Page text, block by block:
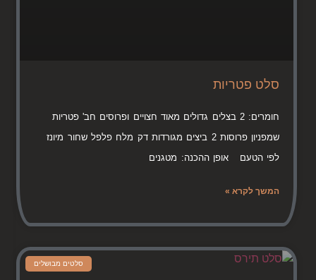
סלט פטריות
חומרים: 2 בצלים גדולים מאוד חצויים ופרוסים חב' פטריות
שמפניון פרוסות 2 ביצים מגורדות דק מלח פלפל שחור מיונז
לפי הטעם אופן ההכנה: מטגנים
המשך לקרא »
סלטים מבושלים